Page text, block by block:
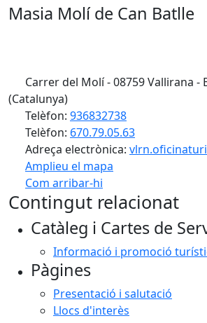
Masia Molí de Can Batlle
Carrer del Molí - 08759 Vallirana -
(Catalunya)
Telèfon: 936832738
Telèfon: 670.79.05.63
Adreça electrònica:
Amplieu el mapa
Com arribar-hi
+
−
Contingut relacionat
Catàleg i Cartes de
Informació i promoció
Pàgines
Presentació i salutació
Llocs d'interès